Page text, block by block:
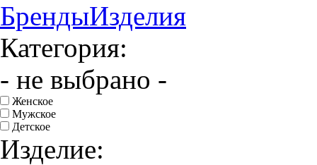
БрендыИзделия
Категория:
- не выбрано -
Женское
Мужское
Детское
Изделие: